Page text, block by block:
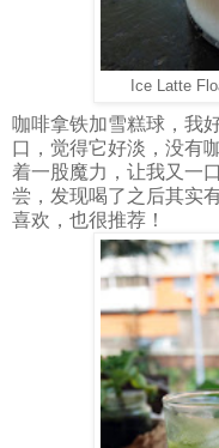
Ice Latte
咖啡拿铁加雪糕球，我
口，觉得它好淡，没有
着一股魔力，让我又一
尝，发现喝了之后其实
喜欢，也很推荐！